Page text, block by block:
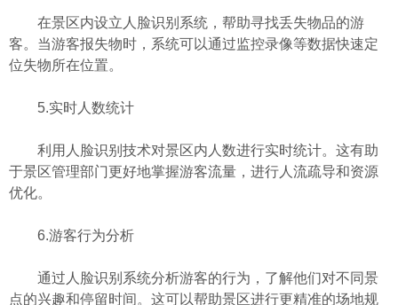
在景区内设立人脸识别系统，帮助寻找丢失物品的游
客。当游客报失物时，系统可以通过监控录像等数据快速定
位失物所在位置。
5.实时人数统计
利用人脸识别技术对景区内人数进行实时统计。这有助
于景区管理部门更好地掌握游客流量，进行人流疏导和资源
优化。
6.游客行为分析
通过人脸识别系统分析游客的行为，了解他们对不同景
点的兴趣和停留时间。这可以帮助景区进行更精准的场地规